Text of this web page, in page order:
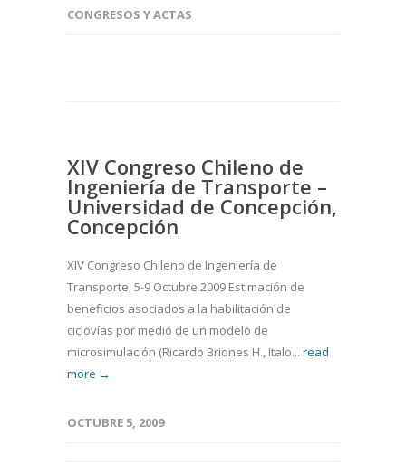
CONGRESOS Y ACTAS
XIV Congreso Chileno de
Ingeniería de Transporte –
Universidad de Concepción,
Concepción
XIV Congreso Chileno de Ingeniería de
Transporte, 5-9 Octubre 2009 Estimación de
beneficios asociados a la habilitación de
ciclovías por medio de un modelo de
microsimulación (Ricardo Briones H., Italo... read
more →
OCTUBRE 5, 2009